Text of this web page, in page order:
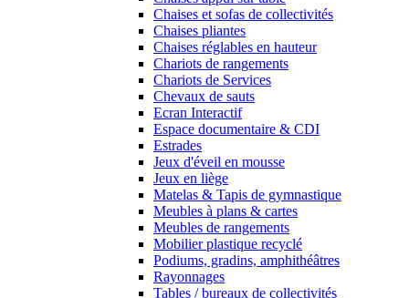
Chaises et sofas de collectivités
Chaises pliantes
Chaises réglables en hauteur
Chariots de rangements
Chariots de Services
Chevaux de sauts
Ecran Interactif
Espace documentaire & CDI
Estrades
Jeux d'éveil en mousse
Jeux en liège
Matelas & Tapis de gymnastique
Meubles à plans & cartes
Meubles de rangements
Mobilier plastique recyclé
Podiums, gradins, amphithéâtres
Rayonnages
Tables / bureaux de collectivités